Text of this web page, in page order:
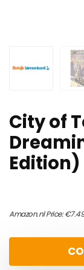
City of
Amazon.nl Price:€7.49